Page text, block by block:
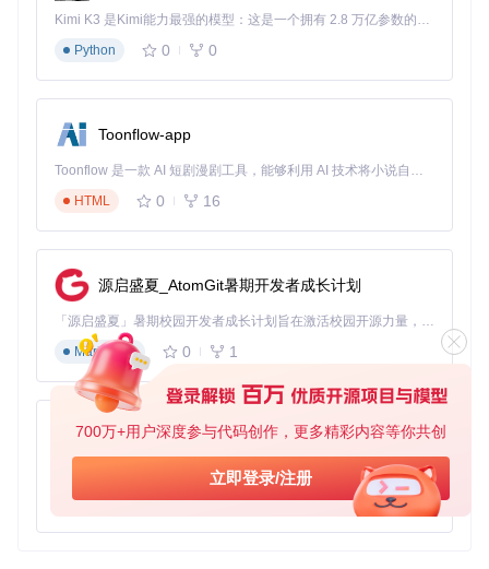
700万+用户深度参与代码创作，更多精彩内容等你共创
立即登录/注册
程。
Kimi K3 是Kimi能力最强的模型：这是一个拥有 2.8 万亿参数的混合专家（MoE）模型，具备原生视觉理解能力，并支持 100 万 token 的上下文窗口。
Python
0 0
Toonflow-app
Toonflow 是一款 AI 短剧漫剧工具，能够利用 AI 技术将小说自动转化为剧本，并结合 AI 生成的图片和视频，实现高效的短剧创作。借助 Toonflow，可以轻松完成从文字到影像的全流程，让短剧制作变得更加智能与便捷。
HTML
0 16
源启盛夏_AtomGit暑期开发者成长计划
「源启盛夏」暑期校园开发者成长计划旨在激活校园开源力量，通过积分激励、认证扶持、资源倾斜等形式，引导高校组织和开发者完成「入驻 — 建项目 — 做贡献 — 获认证 — 得资源」的完整闭环。无论你是想带领社团入驻平台的组织者，还是希望用代码贡献证明自己的开发者，都能在这里找到属于你的成长路径。
Markdown
0 1
AionUi
免费、本地、开源的 24/7 全天候 Cowork 应用，以及适用于 Gemini CLI、Claude Code、Codex、OpenCode、Qwen Code、Goose CLI、Auggie 等的 OpenClaw | 🌟 喜欢就点star吧
TypeScript
0 6